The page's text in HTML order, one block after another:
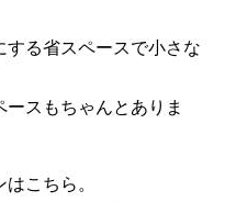
る省スペースで小さな
スもちゃんとありま
こちら。